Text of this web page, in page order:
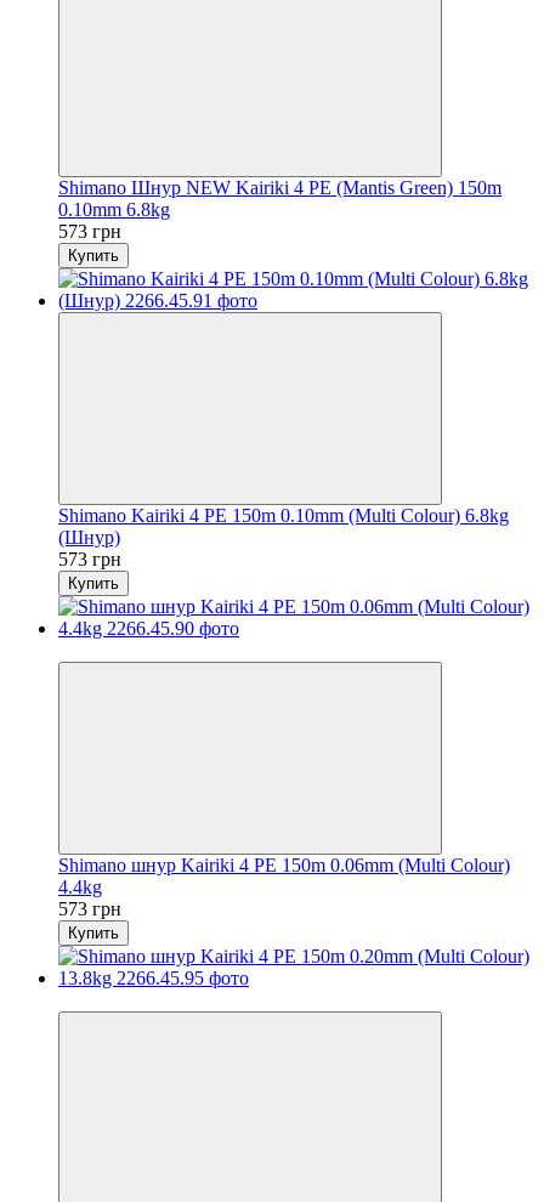
Shimano Шнур NEW Kairiki 4 PE (Mantis Green) 150m
0.10mm 6.8kg
573 грн
Купить
Shimano Kairiki 4 PE 150m 0.10mm (Multi Colour) 6.8kg
(Шнур)
573 грн
Купить
Shimano шнур Kairiki 4 PE 150m 0.06mm (Multi Colour)
4.4kg
573 грн
Купить